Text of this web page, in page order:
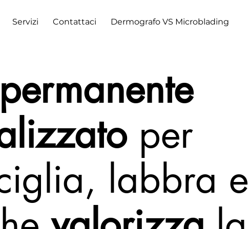
Servizi Contattaci Dermografo VS Microblading
per
labbra e